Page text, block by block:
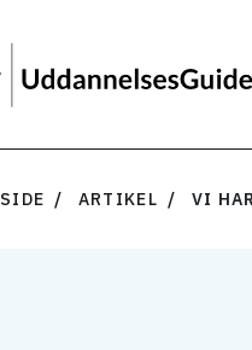
ARTIKEL VI